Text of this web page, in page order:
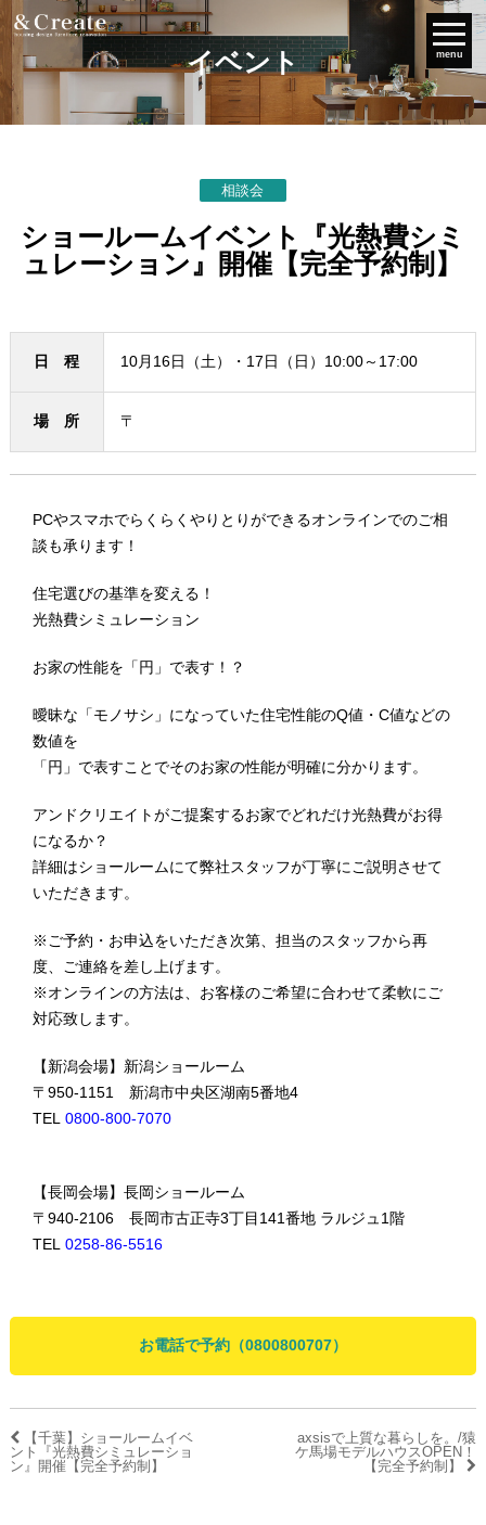
menu
イベント
相談会
ショールームイベント『光熱費シミ
ュレーション』開催【完全予約制】
日 程 10月16日（土）・17日（日）10:00～17:00
場 所 〒
PCやスマホでらくらくやりとりができるオンラインでのご相
談も承ります！
住宅選びの基準を変える！
光熱費シミュレーション
お家の性能を「円」で表す！？
曖昧な「モノサシ」になっていた住宅性能のQ値・C値などの
数値を
「円」で表すことでそのお家の性能が明確に分かります。
アンドクリエイトがご提案するお家でどれだけ光熱費がお得
になるか？
詳細はショールームにて弊社スタッフが丁寧にご説明させて
いただきます。
※ご予約・お申込をいただき次第、担当のスタッフから再
度、ご連絡を差し上げます。
※オンラインの方法は、お客様のご希望に合わせて柔軟にご
対応致します。
【新潟会場】新潟ショールーム
〒950-1151 新潟市中央区湖南5番地4
TEL0800-800-7070
【長岡会場】長岡ショールーム
〒940-2106 長岡市古正寺3丁目141番地 ラルジュ1階
TEL0258-86-5516
お電話で予約（0800800707）
【千葉】ショールームイベ
ント『光熱費シミュレーショ
ン』開催【完全予約制】
axsisで上質な暮らしを。/猿
ケ馬場モデルハウスOPEN！
【完全予約制】